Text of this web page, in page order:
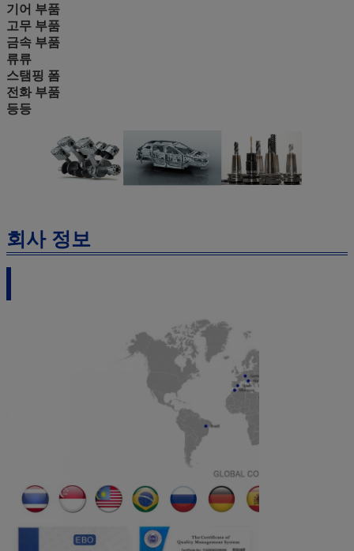
기어 부품
고무 부품
금속 부품
류류
스탬핑 폼
전화 부품
등등
회사 정보